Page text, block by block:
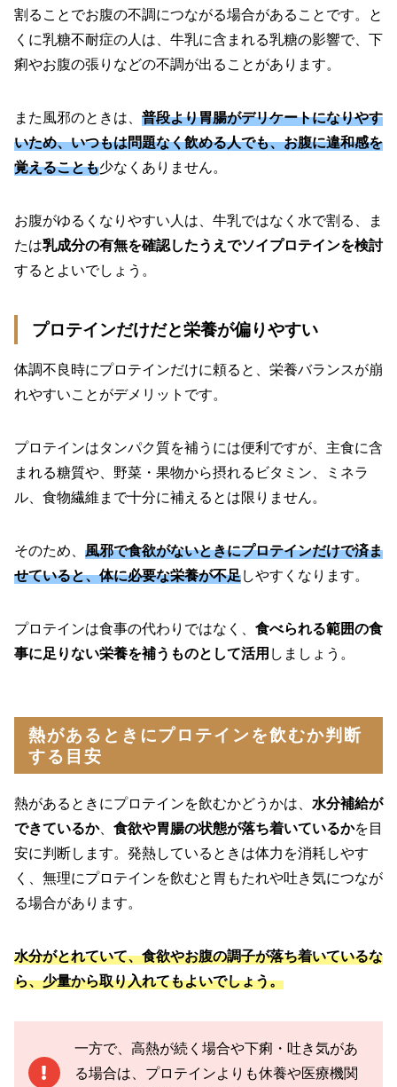
割ることでお腹の不調につながる場合があることです。と
くに乳糖不耐症の人は、牛乳に含まれる乳糖の影響で、下
痢やお腹の張りなどの不調が出ることがあります。
また風邪のときは、 普段より胃腸がデリケートになりやす
いため、いつもは問題なく飲める人でも、お腹に違和感を
覚えることも少なくありません。
お腹がゆるくなりやすい人は、牛乳ではなく水で割る、ま
たは乳成分の有無を確認したうえでソイプロテインを検討
するとよいでしょう。
プロテインだけだと栄養が偏りやすい
体調不良時にプロテインだけに頼ると、栄養バランスが崩
れやすいことがデメリットです。
プロテインはタンパク質を補うには便利ですが、主食に含
まれる糖質や、野菜・果物から摂れるビタミン、ミネラ
ル、食物繊維まで十分に補えるとは限りません。
そのため、 風邪で食欲がないときにプロテインだけで済ま
せていると、体に必要な栄養が不足しやすくなります。
プロテインは食事の代わりではなく、 食べられる範囲の食
事に足りない栄養を補うものとして活用 しましょう。
熱があるときにプロテインを飲むか判断
する目安
熱があるときにプロテインを飲むかどうかは、 水分補給が
できているか、 食欲や胃腸の状態が落ち着いているかを目
安に判断します。発熱しているときは体力を消耗しやす
く、無理にプロテインを飲むと胃もたれや吐き気につなが
る場合があります。
水分がとれていて、食欲やお腹の調子が落ち着いているな
ら、少量から取り入れてもよいでしょう。
一方で、高熱が続く場合や下痢・吐き気があ
る場合は、プロテインよりも休養や医療機関